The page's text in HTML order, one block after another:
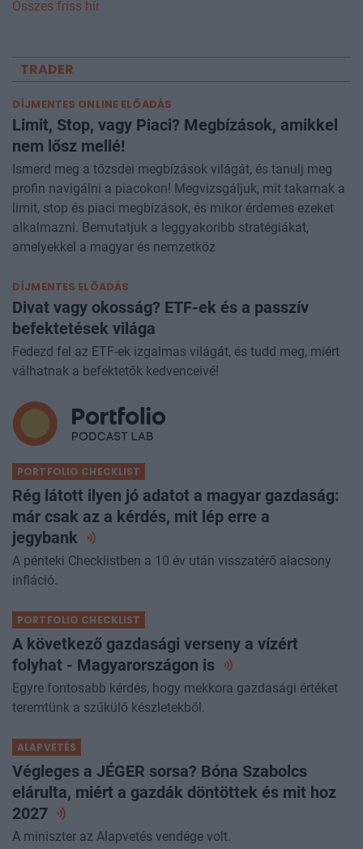
Összes friss hír
TRADER
DÍJMENTES ONLINE ELŐADÁS
Limit, Stop, vagy Piaci? Megbízások, amikkel
nem lősz mellé!
Ismerd meg a tőzsdei megbízások világát, és tanulj meg
profin navigálni a piacokon! Megvizsgáljuk, mit takarnak a
limit, stop és piaci megbízások, és mikor érdemes ezeket
alkalmazni. Bemutatjuk a leggyakoribb stratégiákat,
amelyekkel a magyar és nemzetköz
DÍJMENTES ELŐADÁS
Divat vagy okosság? ETF-ek és a passzív
befektetések világa
Fedezd fel az ETF-ek izgalmas világát, és tudd meg, miért
válhatnak a befektetők kedvenceivé!
PORTFOLIO CHECKLIST
Rég látott ilyen jó adatot a magyar gazdaság:
már csak az a kérdés, mit lép erre a
jegybank
A pénteki Checklistben a 10 év után visszatérő alacsony
infláció.
PORTFOLIO CHECKLIST
A következő gazdasági verseny a vízért
folyhat - Magyarországon is
Egyre fontosabb kérdés, hogy mekkora gazdasági értéket
teremtünk a szűkülő készletekből.
ALAPVETÉS
Végleges a JÉGER sorsa? Bóna Szabolcs
elárulta, miért a gazdák döntöttek és mit hoz
2027
A miniszter az Alapvetés vendége volt.